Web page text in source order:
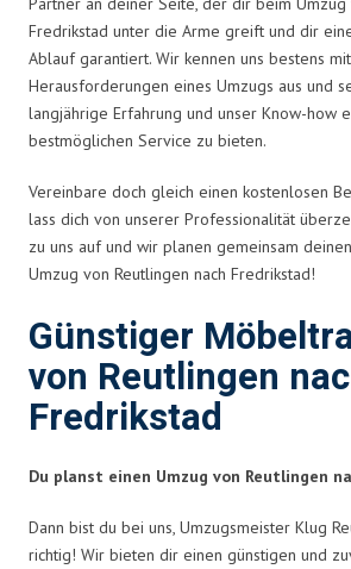
Fredrikstad unter die Arme greift und dir
Ablauf garantiert. Wir kennen uns bestens
Herausforderungen eines Umzugs aus und
langjährige Erfahrung und unser Know-how
bestmöglichen Service zu bieten.
Vereinbare doch gleich einen kostenlosen
lass dich von unserer Professionalität
zu uns auf und wir planen gemeinsam
Umzug von Reutlingen nach Fredrikstad!
Günstiger
von Reutlingen
Fredrikstad
Du planst einen Umzug von Reutlingen
Dann bist du bei uns, Umzugsmeister Klug
richtig! Wir bieten dir einen günstigen und